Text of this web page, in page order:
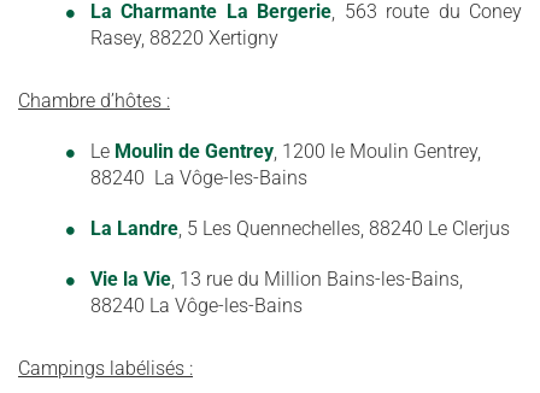
La Charmante La Bergerie, 563 route du Coney
Rasey, 88220 Xertigny
Chambre d’hôtes :
Le Moulin de Gentrey, 1200 le Moulin Gentrey,
88240 La Vôge-les-Bains
La Landre, 5 Les Quennechelles, 88240 Le Clerjus
Vie la Vie, 13 rue du Million Bains-les-Bains,
88240 La Vôge-les-Bains
Campings labélisés :